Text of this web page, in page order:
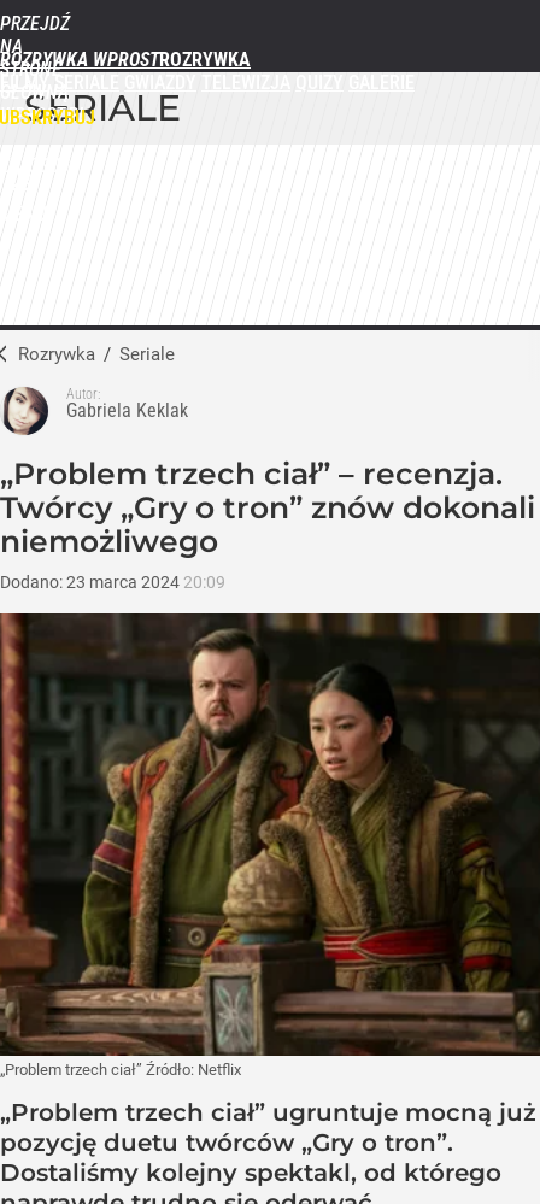
PRZEJDŹ
NA
STRONĘ
GŁÓWNĄ
WPROST.PL
ROZRYWKA WPROST
SERIALE
Rozrywka / Seriale
Autor:
Gabriela Keklak
„Problem trzech ciał” – recenzja.
Twórcy „Gry o tron” znów dokonali
niemożliwego
Dodano:23 marca 2024 20:09
„Problem trzech ciał” Źródło: Netflix
„Problem trzech ciał” ugruntuje mocną już
pozycję duetu twórców „Gry o tron”.
Dostaliśmy kolejny spektakl, od którego